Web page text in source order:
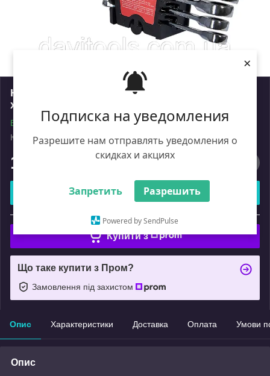
Подписка на уведомления
Разрешите нам отправлять уведомления о
скидках и акциях
Запретить Разрешить
Powered by SendPulse
×
Набір ключів гайкових комбінованих
храпових 8-19 мм 8 шт. Vitals Master
В наявності
Код: 000186656
Роздріб
1 499
Купити
Купити з
Що таке купити з Пром?
Замовлення під захистом
Опис Характеристики Доставка Оплата Умови
Опис